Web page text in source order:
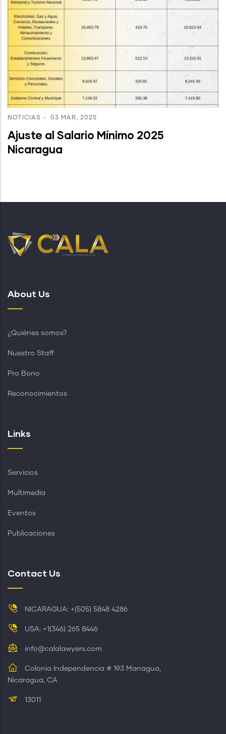
NOTICIAS - 03 MAR, 2025
Ajuste al Salario Mínimo 2025
Nicaragua
About Us
¿Quiénes somos?
Nuestro Staff
Pro Bono
Reconocimientos
Links
Servicios
Multimedia
Eventos
Publicaciones
Contact Us
NICARAGUA: +(505) 5848 4286
USA: +1(346) 265 8446
info@calalawyers.com
Colonia Independencia # 193 Managua,
Nicaragua, CA
13011